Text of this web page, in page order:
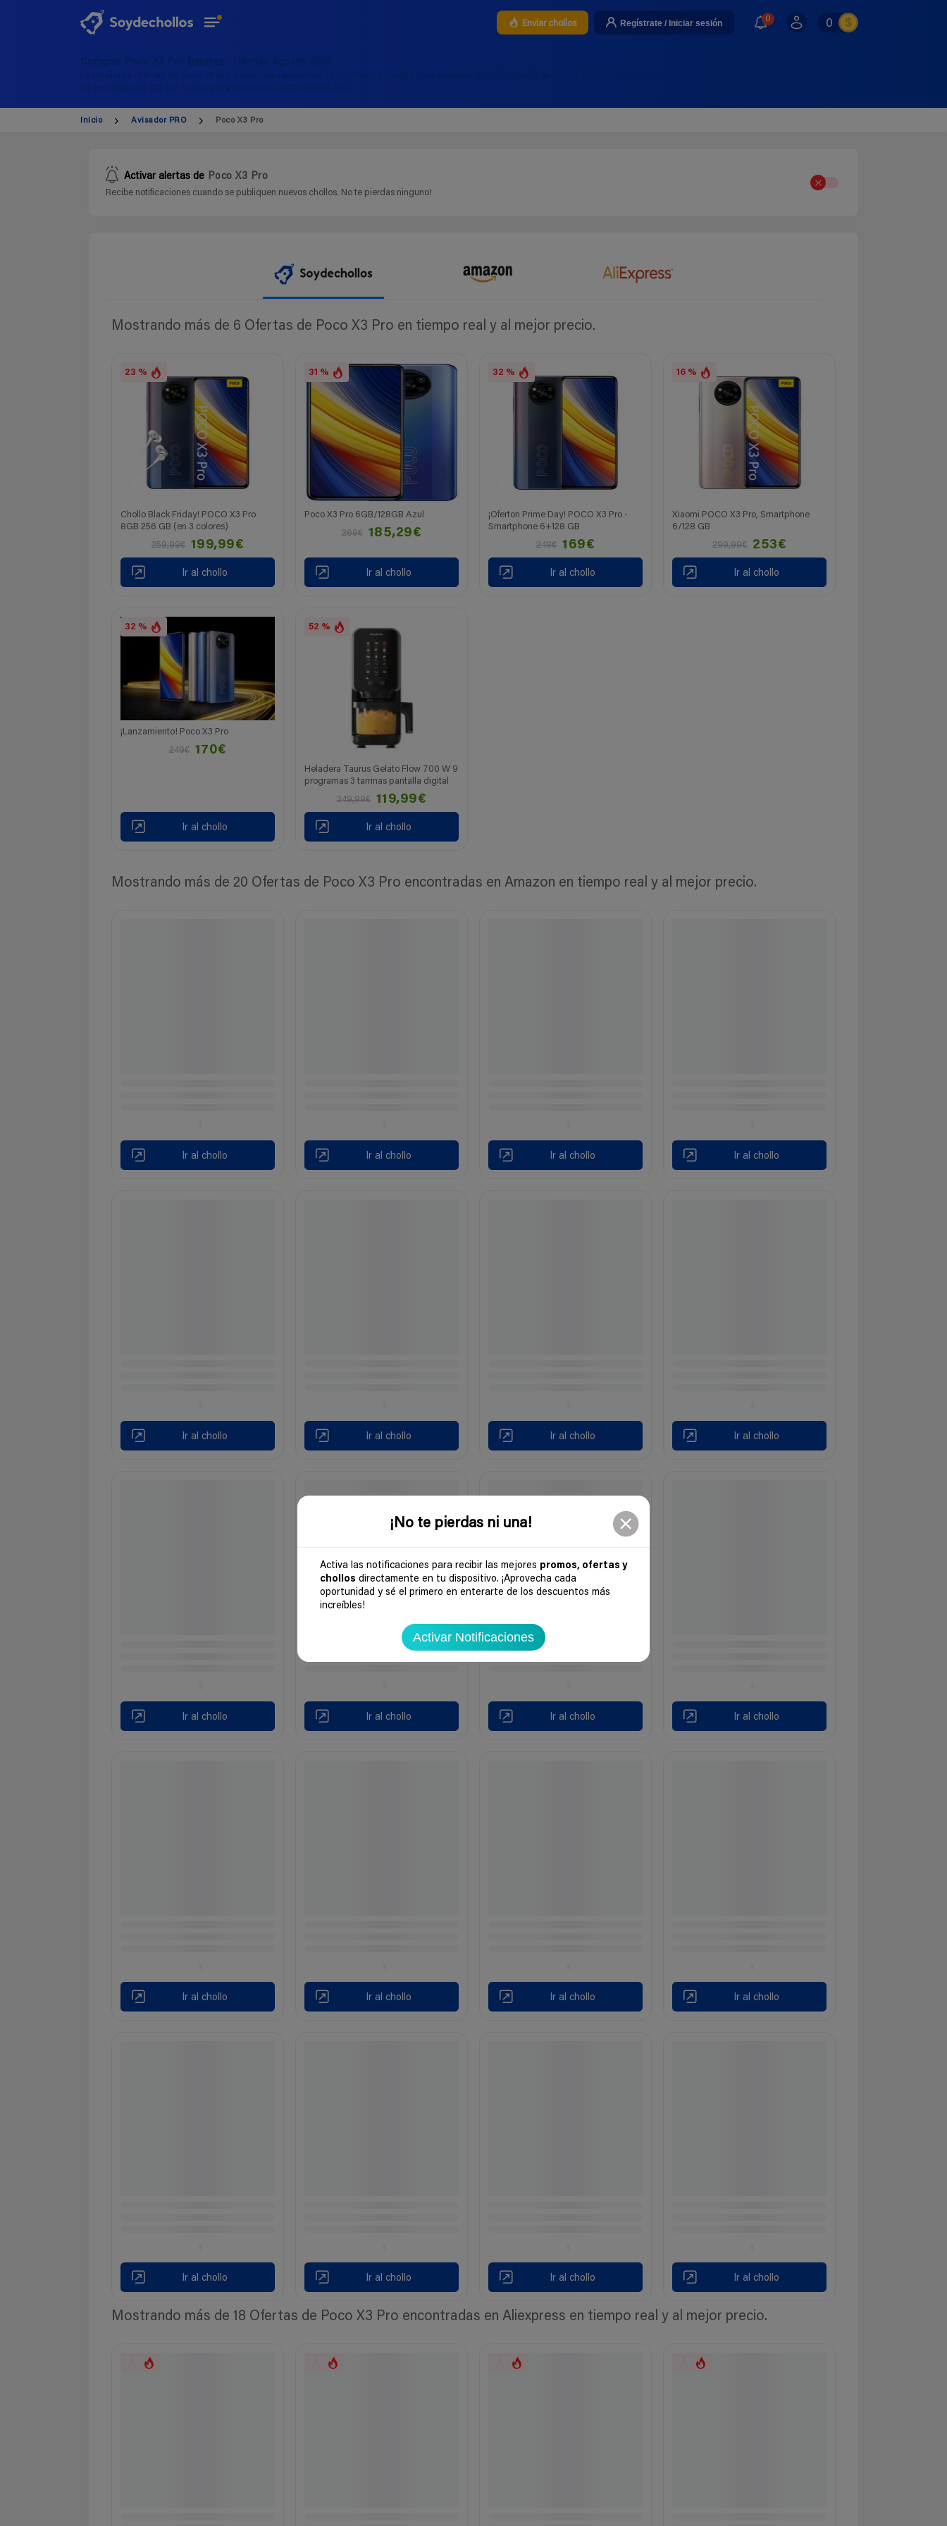
¡No te pierdas ni una!
Activa las notificaciones para recibir las mejores promos, ofertas y
chollos directamente en tu dispositivo. ¡Aprovecha cada
oportunidad y sé el primero en enterarte de los descuentos más
increíbles!
Activar Notificaciones
Enviar chollos Regístrate / Iniciar sesión 0 0
Comprar Poco X3 Pro Baratas - Ofertas Agosto 2026
Las mejores ofertas de poco x3 pro online, aquí encontrarás los últimos chollos para comprar al mejor precio ➡️ Chollo Black Friday! POCO
X3 Pro 8GB 256 GB (en 3 colores) Poco X3 Pro 6GB/128GB Azul
Inicio Avisador PRO Poco X3 Pro
Activar alertas de Poco X3 Pro
Recibe notificaciones cuando se publiquen nuevos chollos. No te pierdas ninguno!
Mostrando más de 6 Ofertas de Poco X3 Pro en tiempo real y al mejor precio.
23 %
Chollo Black Friday! POCO X3 Pro
8GB 256 GB (en 3 colores)
259,99€
199,99€
Ir al chollo
31 %
Poco X3 Pro 6GB/128GB Azul
269€
185,29€
Ir al chollo
32 %
¡Oferton Prime Day! POCO X3 Pro -
Smartphone 6+128 GB
249€
169€
Ir al chollo
16 %
Xiaomi POCO X3 Pro, Smartphone
6/128 GB
299,99€
253€
Ir al chollo
32 %
¡Lanzamiento! Poco X3 Pro
249€
170€
Ir al chollo
52 %
Heladera Taurus Gelato Flow 700 W 9
programas 3 tarrinas pantalla digital
249,99€
119,99€
Ir al chollo
Mostrando más de 20 Ofertas de Poco X3 Pro encontradas en Amazon en tiempo real y al mejor precio.
Ir al chollo Ir al chollo Ir al chollo Ir al chollo
Ir al chollo Ir al chollo Ir al chollo Ir al chollo
Ir al chollo Ir al chollo Ir al chollo Ir al chollo
Ir al chollo Ir al chollo Ir al chollo Ir al chollo
Ir al chollo Ir al chollo Ir al chollo Ir al chollo
Mostrando más de 18 Ofertas de Poco X3 Pro encontradas en Aliexpress en tiempo real y al mejor precio.